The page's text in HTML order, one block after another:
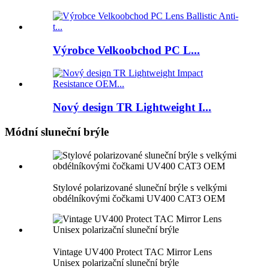
Výrobce Velkoobchod PC L...
Nový design TR Lightweight I...
Módní sluneční brýle
Stylové polarizované sluneční brýle s velkými
obdélníkovými čočkami UV400 CAT3 OEM
Vintage UV400 Protect TAC Mirror Lens
Unisex polarizační sluneční brýle